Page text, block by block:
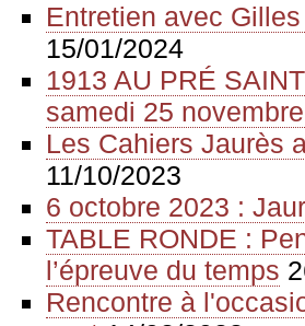
Entretien avec
15/01/2024
1913 AU PRÉ
samedi 25
Les Cahiers Jaurès
11/10/2023
6 octobre 2023 :
TABLE RONDE :
l’épreuve du temps
Rencontre à